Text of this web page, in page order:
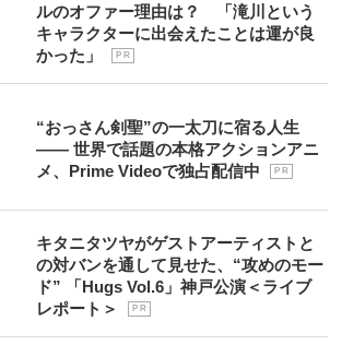
ルのオファー理由は？ 「滝川という
キャラクターに出会えたことは運が良
かった」
P R
“おっさん剣聖”の一太刀に宿る人生
―― 世界で話題の本格アクションアニ
メ、Prime Videoで独占配信中
P R
キタニタツヤがゲストアーティストと
の対バンを通して見せた、“攻めのモー
ド” 「Hugs Vol.6」神戸公演＜ライブ
レポート＞
P R